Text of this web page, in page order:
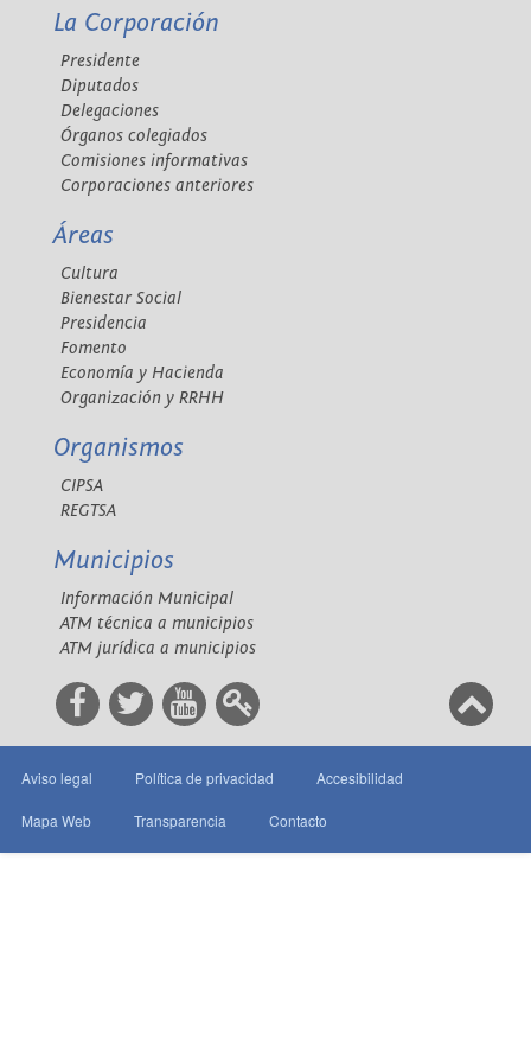
La Corporación
Presidente
Diputados
Delegaciones
Órganos colegiados
Comisiones informativas
Corporaciones anteriores
Áreas
Cultura
Bienestar Social
Presidencia
Fomento
Economía y Hacienda
Organización y RRHH
Organismos
CIPSA
REGTSA
Municipios
Información Municipal
ATM técnica a municipios
ATM jurídica a municipios
Aviso legal Política de privacidad Accesibilidad
Mapa Web Transparencia Contacto